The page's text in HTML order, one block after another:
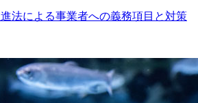
法による事業者への義務項目と対策